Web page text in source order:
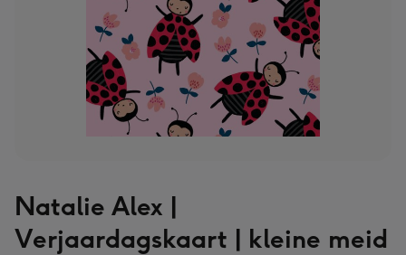
Natalie Alex |
Verjaardagskaart | kleine meid